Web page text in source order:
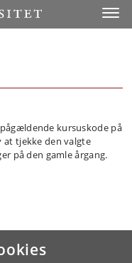
kursuskode på
at tjekke den valgte
på den gamle årgang.